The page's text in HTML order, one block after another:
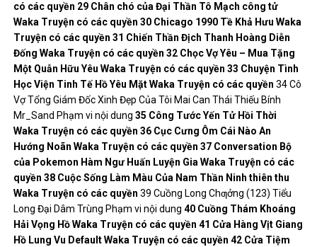
có các quyền 29 Chân chó của Đại Thần Tô Mạch công tử
Waka Truyện có các quyền 30 Chicago 1990 Tề Khả Hưu Waka
Truyện có các quyền 31 Chiến Thần Địch Thanh Hoàng Diễn
Đống Waka Truyện có các quyền 32 Chọc Vợ Yêu – Mua Tặng
Một Quẫn Hữu Yêu Waka Truyện có các quyền 33 Chuyện Tình
Học Viện Tinh Tế Hồ Yêu Mặt Waka Truyện có các quyền 34 Cô
Vợ Tổng Giám Đốc Xinh Đẹp Của Tôi Mai Can Thái Thiếu Bính
Mr_Sand Phạm vi nội dung35 Công Tước Yến Tử Hồi Thời
Waka Truyện có các quyền 36 Cục Cưng Ôm Cái Nào An
Hướng Noãn Waka Truyện có các quyền 37 Conversation Bộ
của Pokemon Hàm Ngư Huấn Luyện Gia Waka Truyện có các
quyền 38 Cuộc Sống Làm Màu Của Nam Thần Ninh thiên thu
Waka Truyện có các quyền 39 Cuồng Long Chƣởng (123) Tiểu
Long Đại Dâm Trùng Phạm vi nội dung40 Cuồng Thám Khoáng
Hải Vọng Hồ Waka Truyện có các quyền 41 Cửa Hàng Vịt Giang
Hồ Lung Vu Default Waka Truyện có các quyền 42 Cửa Tiệm